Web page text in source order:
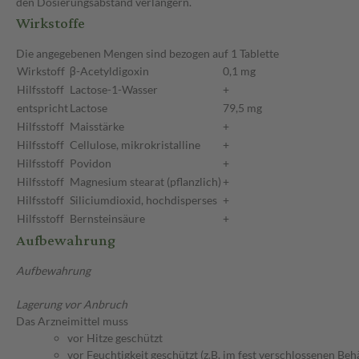
Wirkstoffe
Die angegebenen Mengen sind bezogen auf 1 Tablette
Wirkstoff β-Acetyldigoxin
0,1 mg
Hilfsstoff Lactose-1-Wasser
+
entsprichtLactose
79,5 mg
Hilfsstoff Maisstärke
+
Hilfsstoff Cellulose, mikrokristalline
+
Hilfsstoff Povidon
+
Hilfsstoff Magnesium stearat (pflanzlich) +
Hilfsstoff Siliciumdioxid, hochdisperses +
Hilfsstoff Bernsteinsäure +
Aufbewahrung
Aufbewahrung
Lagerung vor Anbruch
Das Arzneimittel muss
vor Hitze geschützt
vor Feuchtigkeit geschützt (z.B. im fest verschlossenen